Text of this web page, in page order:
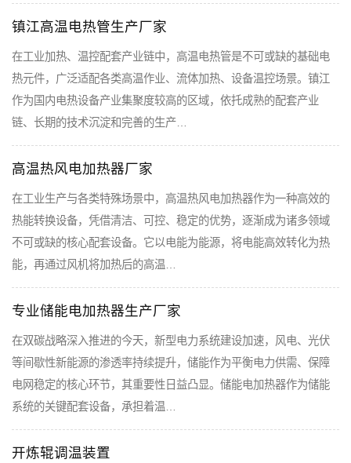
镇江高温电热管生产厂家
在工业加热、温控配套产业链中，高温电热管是不可或缺的基础电
热元件，广泛适配各类高温作业、流体加热、设备温控场景。镇江
作为国内电热设备产业集聚度较高的区域，依托成熟的配套产业
链、长期的技术沉淀和完善的生产…
高温热风电加热器厂家
在工业生产与各类特殊场景中，高温热风电加热器作为一种高效的
热能转换设备，凭借清洁、可控、稳定的优势，逐渐成为诸多领域
不可或缺的核心配套设备。它以电能为能源，将电能高效转化为热
能，再通过风机将加热后的高温…
专业储能电加热器生产厂家
在双碳战略深入推进的今天，新型电力系统建设加速，风电、光伏
等间歇性新能源的渗透率持续提升，储能作为平衡电力供需、保障
电网稳定的核心环节，其重要性日益凸显。储能电加热器作为储能
系统的关键配套设备，承担着温…
开炼辊调温装置